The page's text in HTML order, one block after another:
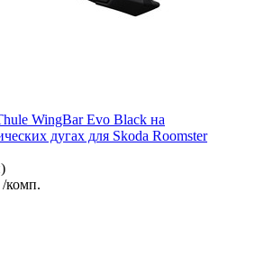
WingBar Evo Black на
дугах для Skoda Roomster
/комп.